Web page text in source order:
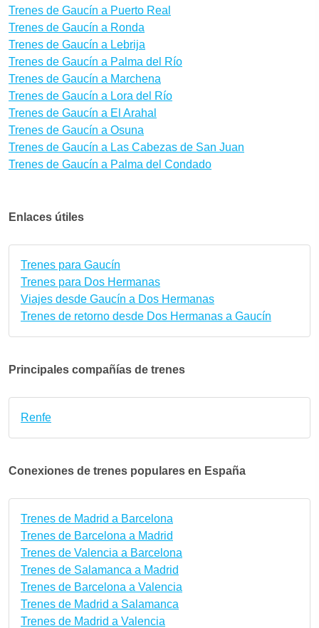
Trenes de Gaucín a Puerto Real
Trenes de Gaucín a Ronda
Trenes de Gaucín a Lebrija
Trenes de Gaucín a Palma del Río
Trenes de Gaucín a Marchena
Trenes de Gaucín a Lora del Río
Trenes de Gaucín a El Arahal
Trenes de Gaucín a Osuna
Trenes de Gaucín a Las Cabezas de San Juan
Trenes de Gaucín a Palma del Condado
Enlaces útiles
Trenes para Gaucín
Trenes para Dos Hermanas
Viajes desde Gaucín a Dos Hermanas
Trenes de retorno desde Dos Hermanas a Gaucín
Principales compañías de trenes
Renfe
Conexiones de trenes populares en España
Trenes de Madrid a Barcelona
Trenes de Barcelona a Madrid
Trenes de Valencia a Barcelona
Trenes de Salamanca a Madrid
Trenes de Barcelona a Valencia
Trenes de Madrid a Salamanca
Trenes de Madrid a Valencia